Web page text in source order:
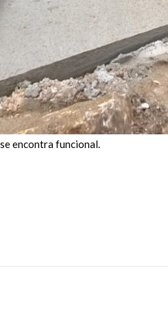
encontra funcional.